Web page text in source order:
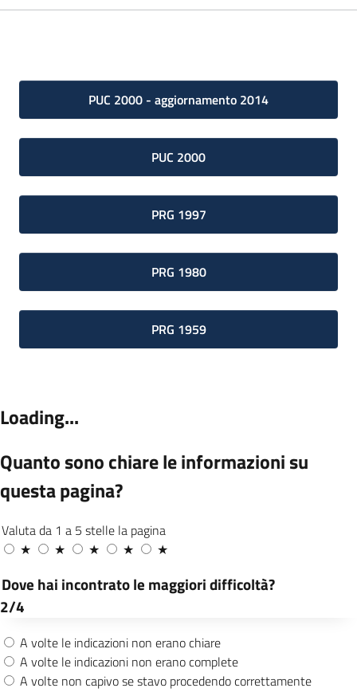
PUC 2000 - aggiornamento 2014
PUC 2000
PRG 1997
PRG 1980
PRG 1959